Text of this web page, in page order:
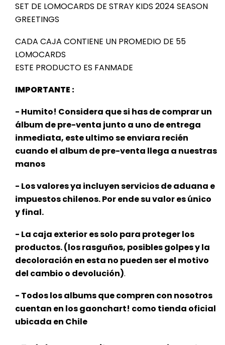
SET DE LOMOCARDS DE STRAY KIDS 2024 SEASON
GREETINGS
CADA CAJA CONTIENE UN PROMEDIO DE 55
LOMOCARDS
ESTE PRODUCTO ES FANMADE
IMPORTANTE :
- Humito! Considera que si has de comprar un
álbum de pre-venta junto a uno de entrega
inmediata, este ultimo se enviara recién
cuando el album de pre-venta llega a nuestras
manos
- Los valores ya incluyen servicios de aduana e
impuestos chilenos. Por ende su valor es único
y final.
- La caja exterior es solo para proteger los
productos. (los rasguños, posibles golpes y la
decoloración en esta no pueden ser el motivo
del cambio o devolución).
- Todos los albums que compren con nosotros
cuentan en los gaonchart! como tienda oficial
ubicada en Chile